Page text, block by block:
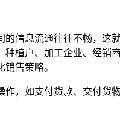
信息流通往往不畅，这
植户、加工企业、经销
售策略。
，如支付货款、交付货